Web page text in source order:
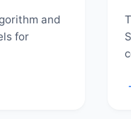
and
for